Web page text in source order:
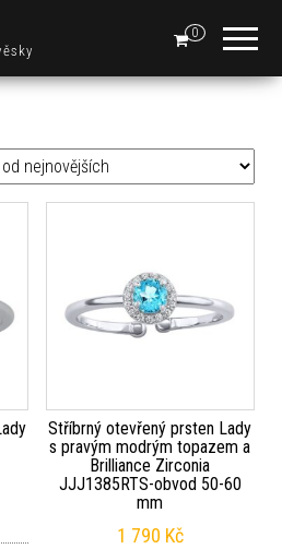
0
od nejnovějších
Stříbrný otevřený prsten Lady
s pravým modrým topazem a
Brilliance Zirconia
JJJ1385RTS-obvod 50-60
mm
1 790 Kč